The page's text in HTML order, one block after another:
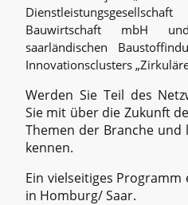
Bauwirtschaft mbH
saarländischen
Innovationsclusters
Werden Sie Teil des
Sie mit über die Zukunft
Themen der Branche und
kennen.
Ein vielseitiges Programm
in Homburg/ Saar.